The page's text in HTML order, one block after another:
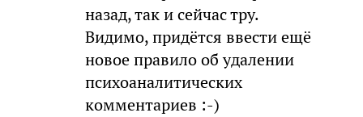
назад, так и сейчас тру.
Видимо, придётся ввести ещё
новое правило об удалении
психоаналитических
комментариев :-)